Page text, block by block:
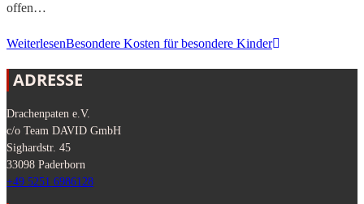
offen…
WeiterlesenBesondere Kosten für besondere Kinder
ADRESSE
Drachenpaten e.V.
c/o Team DAVID GmbH
Sighardstr. 45
33098 Paderborn
+49 5251 6986128